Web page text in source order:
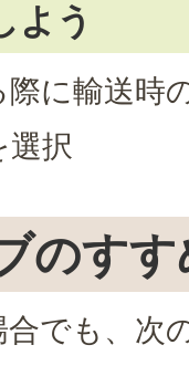
よう
に輸送時
選択
のすす
合でも、次